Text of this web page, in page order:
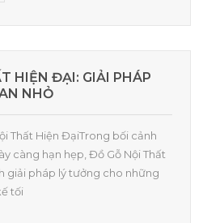
HIỆN ĐẠI: GIẢI PHÁP
NHỎ
Thất Hiện ĐạiTrong bối cảnh
càng hạn hẹp, Đồ Gỗ Nội Thất
giải pháp lý tưởng cho những
tối